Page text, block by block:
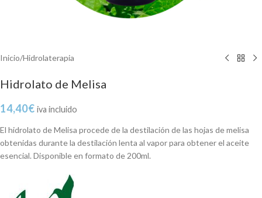
Inicio/Hidrolaterapia
Hidrolato de Melisa
14,40€ iva incluido
El hidrolato de Melisa procede de la destilación de las hojas de melisa
obtenidas durante la destilación lenta al vapor para obtener el aceite
esencial. Disponible en formato de 200ml.